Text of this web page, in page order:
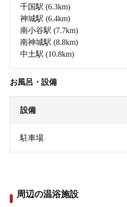
千国駅 (6.3km)
神城駅 (6.4km)
南小谷駅 (7.7km)
南神城駅 (8.8km)
中土駅 (10.8km)
お風呂・設備
設備
駐車場
周辺の温浴施設